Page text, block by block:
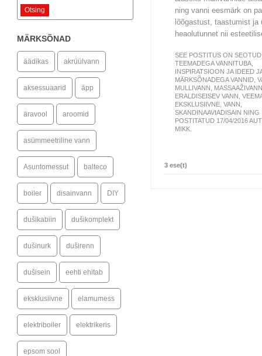
ning vanni eesmärk on
lõõgastust, taastumist ja
heaolutunnet nii
SEE POSTITUS ON SEOTUD
TEEMADEGAVANNITUBA
INSPIRATSIOON JA IDEED
MÄRKSÕNADEGAVANNID
MULLIVANN
MASSAAŽIVANN
ERALDISEISEV VANN
EKSKLUSIIVNE VANN
SKANDINAAVIADISAIN NING
POSTITATUD 17/04/2016
MIKK
3 ese(t)
Otsing
MÄRKSÕNAD
äädikas akrüülvann
aksessuaarid äpp
äravool aroomid
asümmeetriline vann
Asuntomessut balteco
boiler disainvann DIY
dušikabiin dušikomplekt
dušinurk duširenn
dušisein eehti ehitab
eksklusiivne elamumess
elektriboiler elektrikeris
epsom sool